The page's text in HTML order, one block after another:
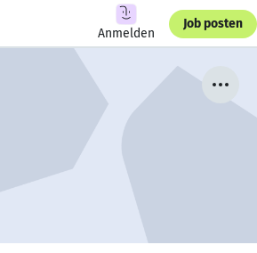
Anmelden
Job posten